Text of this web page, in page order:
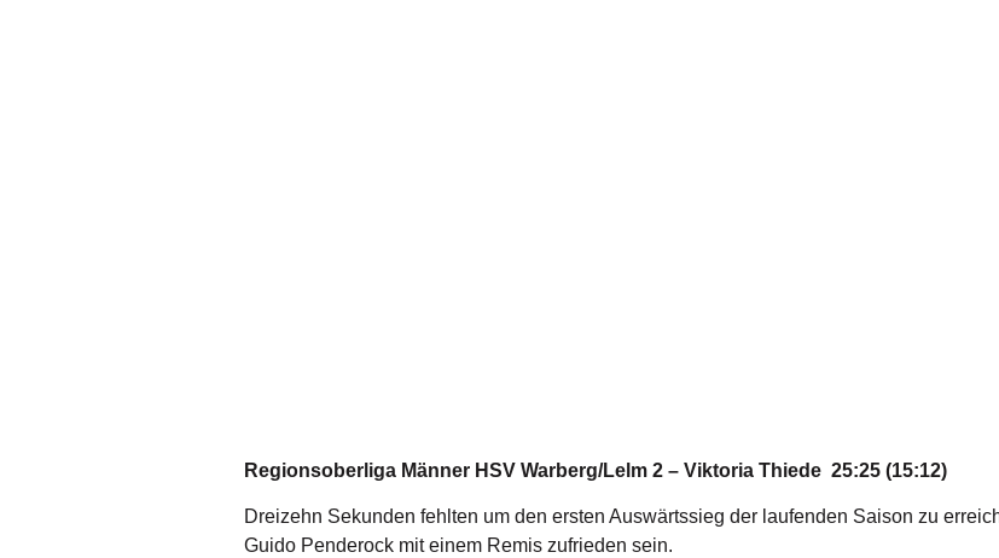
Regionsoberliga Männer HSV Warberg/Lelm 2 – Viktoria Thiede 25:25 (15:12)
Dreizehn Sekunden fehlten um den ersten Auswärtssieg der laufenden Saison zu
Guido Penderock mit einem Remis zufrieden sein.